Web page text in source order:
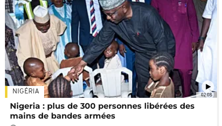
02:08
NIGÉRIA
Nigeria : plus de 300 personnes libérées des
mains de bandes armées